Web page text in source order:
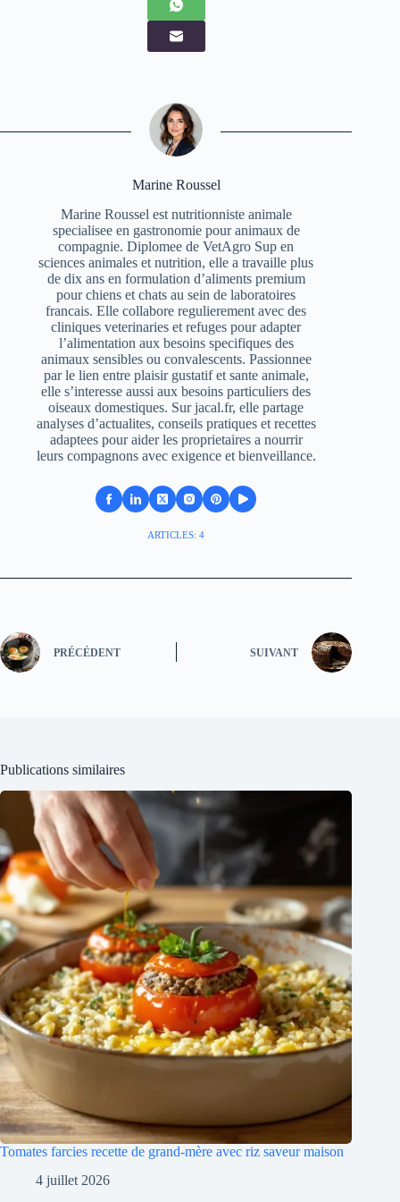
Marine Roussel
Marine Roussel est nutritionniste animale
specialisee en gastronomie pour animaux de
compagnie. Diplomee de VetAgro Sup en
sciences animales et nutrition, elle a travaille plus
de dix ans en formulation d’aliments premium
pour chiens et chats au sein de laboratoires
francais. Elle collabore regulierement avec des
cliniques veterinaries et refuges pour adapter
l’alimentation aux besoins specifiques des
animaux sensibles ou convalescents. Passionnee
par le lien entre plaisir gustatif et sante animale,
elle s’interesse aussi aux besoins particuliers des
oiseaux domestiques. Sur jacal.fr, elle partage
analyses d’actualites, conseils pratiques et recettes
adaptees pour aider les proprietaires a nourrir
leurs compagnons avec exigence et bienveillance.
ARTICLES: 4
PRÉCÉDENT SUIVANT
Publications similaires
Tomates farcies recette de grand-mère avec riz saveur maison
4 juillet 2026